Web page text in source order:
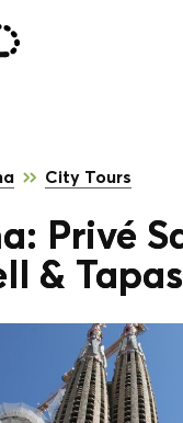
City Tours
Privé
&